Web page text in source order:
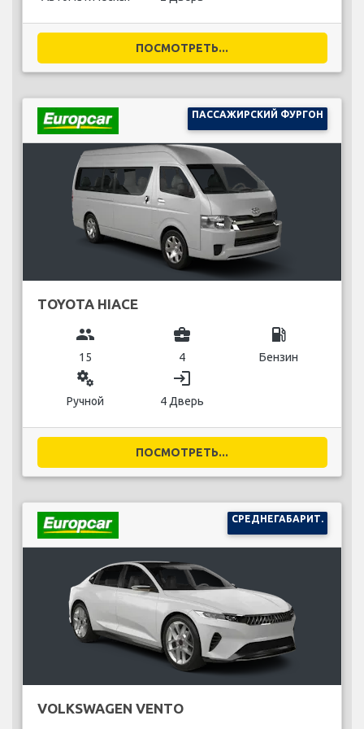
ПОСМОТРЕТЬ...
ПАССАЖИРСКИЙ ФУРГОН
TOYOTA HIACE
group
15
business_center
4
local_gas_station
Бензин
miscellaneous_services
Ручной
login
4 Дверь
ПОСМОТРЕТЬ...
СРЕДНЕГАБАРИТ.
VOLKSWAGEN VENTO